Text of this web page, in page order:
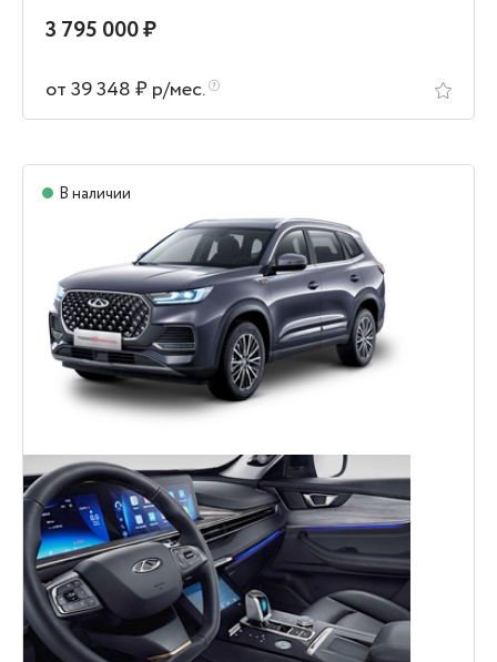
3 795 000 ₽
от 39 348 ₽ р/мес.
В наличии